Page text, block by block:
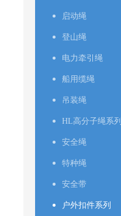
启动绳
登山绳
电力牵引绳
船用缆绳
吊装绳
HL高分子绳系列
安全绳
特种绳
安全带
户外扣件系列